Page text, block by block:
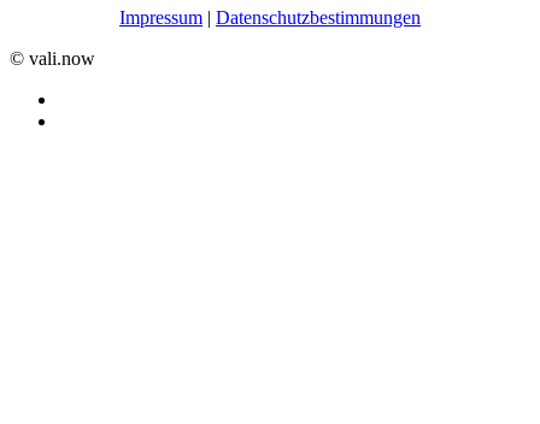
Impressum | Datenschutzbestimmungen
©️ vali.now